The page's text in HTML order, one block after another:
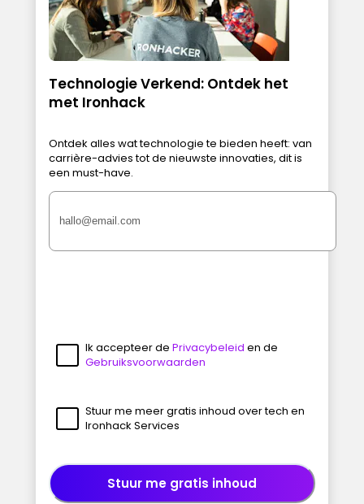
Technologie Verkend: Ontdek het
met Ironhack
Ontdek alles wat technologie te bieden heeft: van
carrière-advies tot de nieuwste innovaties, dit is
een must-have.
Ik accepteer de Privacybeleid en de
Gebruiksvoorwaarden
Stuur me meer gratis inhoud over tech en
Ironhack Services
Stuur me gratis inhoud